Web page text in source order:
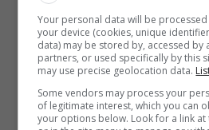
Con l’imminente addio di
insistenti voci
Ferguson
, il Bologna
mezzo al campo e ha
Your personal data will be
your device (cookies, unique
data) may be stored by, accessed by
partners, or used specifically by this
may use precise geolocation data.
Some vendors may process your
of legitimate interest, which you can
your options below. Look for a link